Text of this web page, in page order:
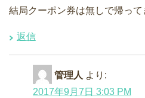
結局クーポン券は無しで帰って
返信
管理人 より:
2017年9月7日 3:03 PM